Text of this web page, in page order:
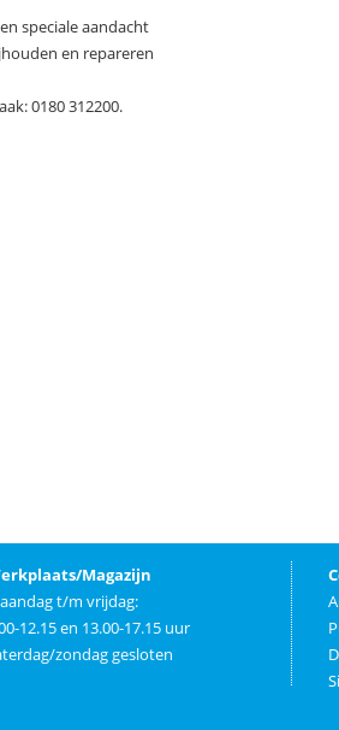
speciale aandacht
en repareren
0180 312200.
Magazijn
t/m vrijdag:
12.15 en 13.00-17.15 uur
zondag gesloten